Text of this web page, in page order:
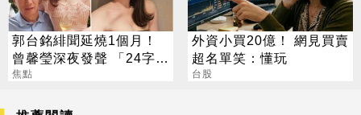
郭台銘緋聞延燒1個月！
曾馨瑩深夜發聲 「24字」
吐盡最心繫的事
焦點
外資小買20億！ 網見買賣
超名單笑：懂玩
台股